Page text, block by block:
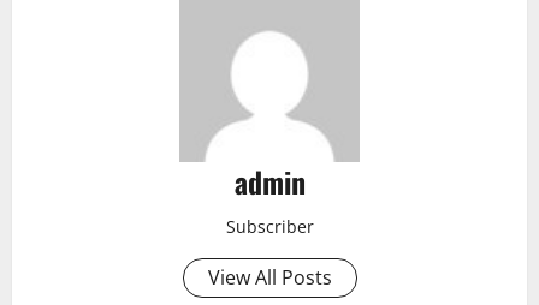
admin
Subscriber
View All Posts